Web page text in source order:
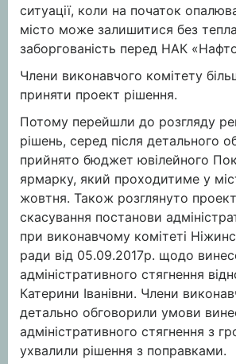
ситуації, коли на початок
місто може залишитися без
заборгованість перед НАК
Члени виконавчого комітету
приняти проект рішення.
Потому перейшли до розгляду
рішень, серед після детального
прийнято бюджет ювілейного
ярмарку, який проходитиме у
жовтня. Також розглянуто
скасування постанови
при виконавчому комітеті
ради від 05.09.2017р. щодо
адміністративного стягнення
Катерини Іванівни. Члени
детально обговорили умови
адміністративного стягнення з
ухвалили рішення з поправками.